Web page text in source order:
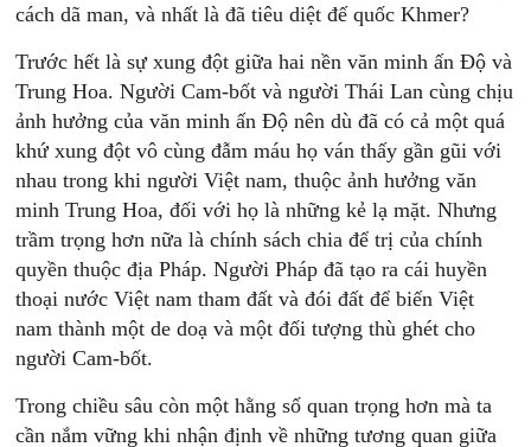
cách dã man, và nhất là đã tiêu diệt đế quốc Khmer?
Trước hết là sự xung đột giữa hai nền văn minh ấn Độ và
Trung Hoa. Người Cam-bốt và người Thái Lan cùng chịu
ảnh hưởng của văn minh ấn Độ nên dù đã có cả một quá
khứ xung đột vô cùng đẫm máu họ ván thấy gần gũi với
nhau trong khi người Việt nam, thuộc ảnh hưởng văn
minh Trung Hoa, đối với họ là những kẻ lạ mặt. Nhưng
trầm trọng hơn nữa là chính sách chia để trị của chính
quyền thuộc địa Pháp. Người Pháp đã tạo ra cái huyền
thoại nước Việt nam tham đất và đói đất để biến Việt
nam thành một de doạ và một đối tượng thù ghét cho
người Cam-bốt.
Trong chiều sâu còn một hằng số quan trọng hơn mà ta
cần nắm vững khi nhận định về những tương quan giữa